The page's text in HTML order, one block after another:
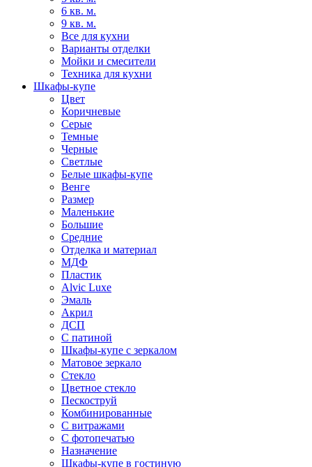
6 кв. м.
9 кв. м.
Все для кухни
Варианты отделки
Мойки и смесители
Техника для кухни
Шкафы-купе
Цвет
Коричневые
Серые
Темные
Черные
Светлые
Белые шкафы-купе
Венге
Размер
Маленькие
Большие
Средние
Отделка и материал
МДФ
Пластик
Alvic Luxe
Эмаль
Акрил
ДСП
С патиной
Шкафы-купе с зеркалом
Матовое зеркало
Стекло
Цветное стекло
Пескоструй
Комбинированные
С витражами
С фотопечатью
Назначение
Шкафы-купе в гостиную